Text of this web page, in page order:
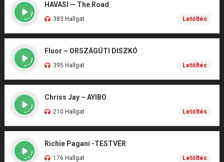
HAVASI — The Road
383 Hallgat Letöltés
Fluor – ORSZÁGÚTI DISZKÓ
395 Hallgat Letöltés
Chriss Jay – AYIBO
210 Hallgat Letöltés
Richie Pagani -TESTVÉR
176 Hallgat Letöltés